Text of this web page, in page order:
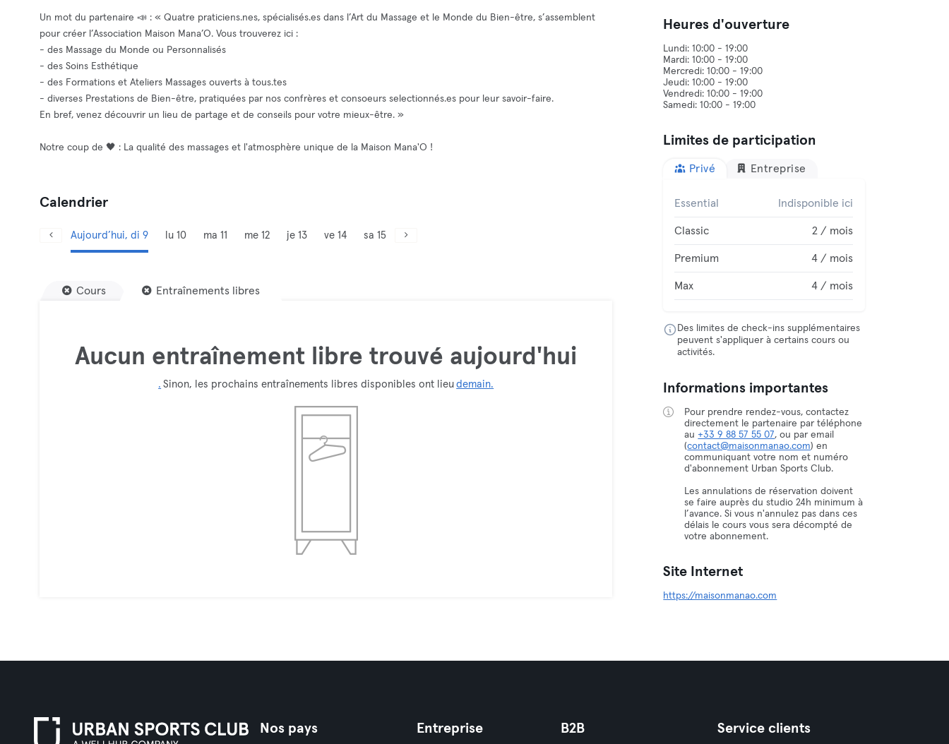
Un mot du partenaire 📣 : « Quatre praticiens.nes, spécialisés.es dans l’Art du Massage et le Monde du Bien-être, s’assemblent
pour créer l’Association Maison Mana’O. Vous trouverez ici :
- des Massage du Monde ou Personnalisés
- des Soins Esthétique
- des Formations et Ateliers Massages ouverts à tous.tes
- diverses Prestations de Bien-être, pratiquées par nos confrères et consoeurs selectionnés.es pour leur savoir-faire.
En bref, venez découvrir un lieu de partage et de conseils pour votre mieux-être. »
Notre coup de 🖤 : La qualité des massages et l'atmosphère unique de la Maison Mana'O !
Calendrier
Aujourd’hui, di 9 lu 10 ma 11 me 12 je 13 ve 14 sa 15
Cours Entraînements libres
Aucun entraînement libre trouvé aujourd'hui
. Sinon, les prochains entraînements libres disponibles ont lieu demain.
Heures d'ouverture
Lundi: 10:00 - 19:00
Mardi: 10:00 - 19:00
Mercredi: 10:00 - 19:00
Jeudi: 10:00 - 19:00
Vendredi: 10:00 - 19:00
Limites de participation
Privé Entreprise
Essential Indisponible ici
Classic 2 / mois
Premium 4 / mois
Max 4 / mois
Des limites de check-ins supplémentaires
peuvent s'appliquer à certains cours ou
activités.
Informations importantes
Pour prendre rendez-vous, contactez
directement le partenaire par téléphone
au +33 9 88 57 55 07, ou par email
(contact@maisonmanao.com) en
communiquant votre nom et numéro
d'abonnement Urban Sports Club.
Les annulations de réservation doivent
se faire auprès du studio 24h minimum à
l’avance. Si vous n'annulez pas dans ces
délais le cours vous sera décompté de
votre abonnement.
Site Internet
https://maisonmanao.com
Nos pays Entreprise B2B Service clients